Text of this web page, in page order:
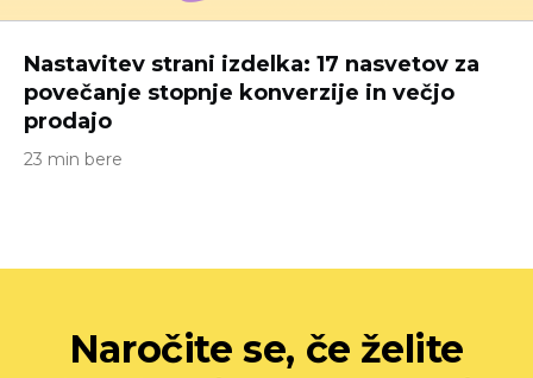
Nastavitev strani izdelka: 17 nasvetov za
povečanje stopnje konverzije in večjo
prodajo
23 min bere
Naročite se, če želite